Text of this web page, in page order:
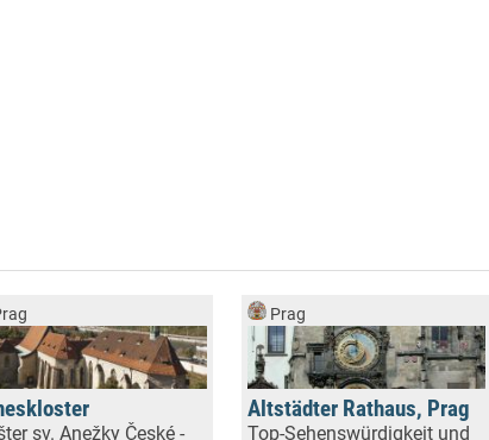
sv. Anežky České -
Prag
Altstädter Rathaus, Prag
Top-Sehenswürdigkeit und